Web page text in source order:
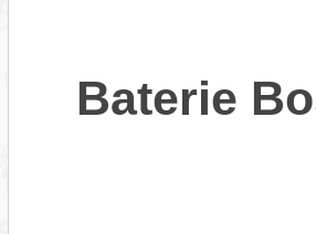
Baterie